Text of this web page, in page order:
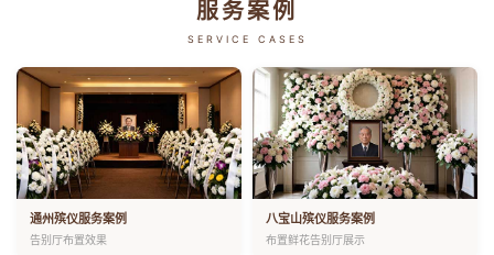
服务案例
SERVICE CASES
通州殡仪服务案例
告别厅布置效果
八宝山殡仪服务案例
布置鲜花告别厅展示